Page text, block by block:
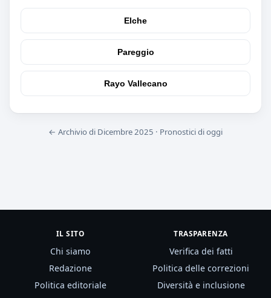
Elche
Pareggio
Rayo Vallecano
← Archivio di Dicembre 2025 · Pronostici di oggi
IL SITO
Chi siamo
Redazione
Politica editoriale
TRASPARENZA
Verifica dei fatti
Politica delle correzioni
Diversità e inclusione